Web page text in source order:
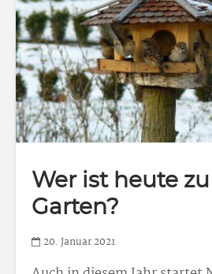
Wer ist heute
Garten?
20. Januar 2021